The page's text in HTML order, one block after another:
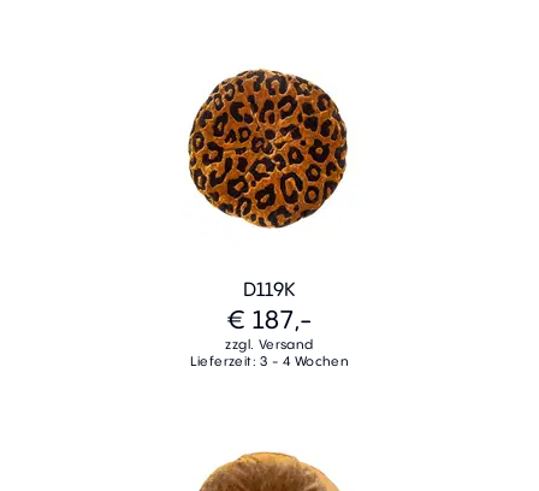
D119K
€ 187,-
zzgl. Versand
Lieferzeit: 3 - 4 Wochen